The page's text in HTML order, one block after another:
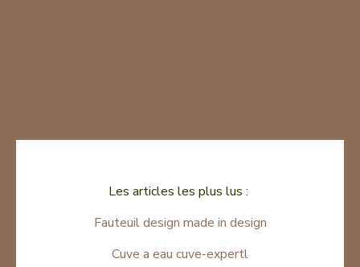
Les articles les plus lus :
Fauteuil design made in design
Cuve a eau cuve-expertl